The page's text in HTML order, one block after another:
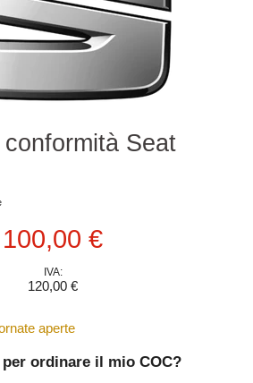
Seat
Prezzo attuale
100,00 €
IVA:
120,00 €
aperte
ordinare il mio COC?